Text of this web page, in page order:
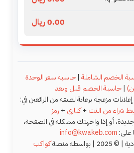
0.00 ريال
الخصم الشاملة |حاسبة سعر الوحدة
|حاسبة الخصم قبل وبعد
مزعجة برعاية لطيفة من الرائعين في:
شراء من النت +كناري + رمز
جديدة، أو إذا واجهتك مشكلة في الصفحة،
على: info@kwakeb.com
منصة
كواكب